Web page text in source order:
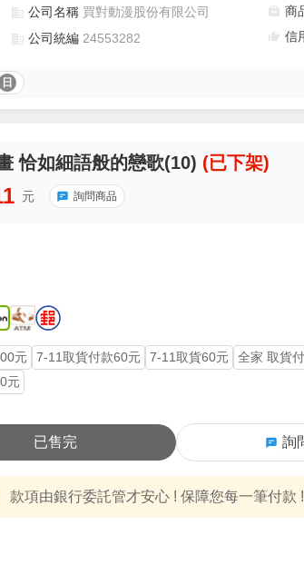
公司名稱 買對動漫股份有限公司
公司統編 24553282
商
信
日
恰如細語般的戀歌(10) (已下架)
元 詢問商品
元 7-11取貨付款60元 7-11取貨60元
全家 取貨
元
已售完 詢
款項由銀行委託管才安心 ! 保障您每一筆付款 !